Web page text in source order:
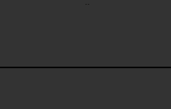
fruchtsüß